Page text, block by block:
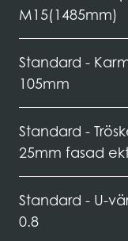
M15(1485mm)
Standard -
105mm
Standard -
25mm fasad
Standard - U-
0.8